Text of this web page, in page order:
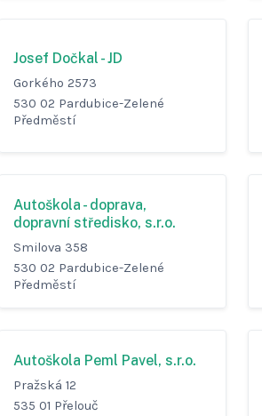
Josef Dočkal - JD
Gorkého 2573
530 02 Pardubice-Zelené
Předměstí
Autoškola - doprava,
dopravní středisko, s.r.o.
Smilova 358
530 02 Pardubice-Zelené
Předměstí
Autoškola Peml Pavel, s.r.o.
Pražská 12
535 01 Přelouč